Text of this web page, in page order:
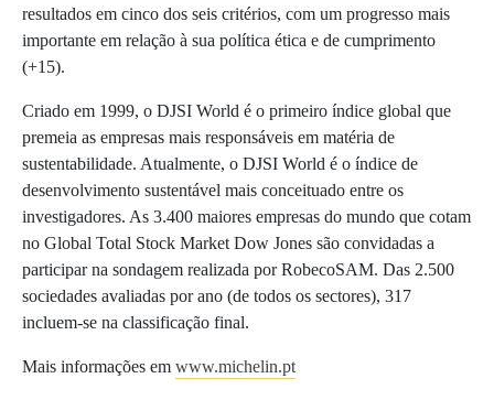
resultados em cinco dos seis critérios, com um progresso mais
importante em relação à sua política ética e de cumprimento
(+15).
Criado em 1999, o DJSI World é o primeiro índice global que
premeia as empresas mais responsáveis em matéria de
sustentabilidade. Atualmente, o DJSI World é o índice de
desenvolvimento sustentável mais conceituado entre os
investigadores. As 3.400 maiores empresas do mundo que cotam
no Global Total Stock Market Dow Jones são convidadas a
participar na sondagem realizada por RobecoSAM. Das 2.500
sociedades avaliadas por ano (de todos os sectores), 317
incluem-se na classificação final.
Mais informações em www.michelin.pt